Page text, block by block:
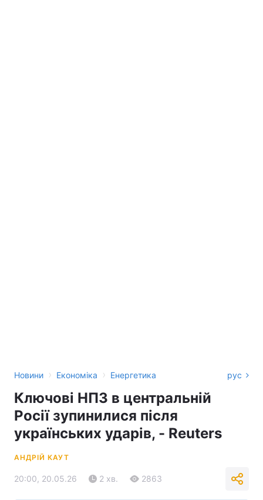
Новини › Економіка › Енергетика рус
Ключові НПЗ в центральній
Росії зупинилися після
українських ударів, - Reuters
АНДРІЙ КАУТ
20:00, 20.05.26 2 хв. 2863